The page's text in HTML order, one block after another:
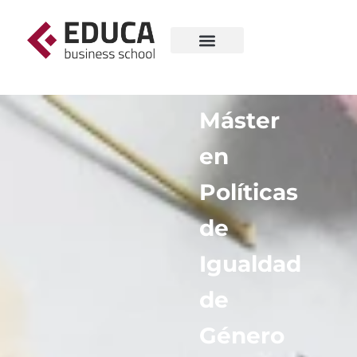
Máster
en
Políticas
de
Igualdad
de
Género